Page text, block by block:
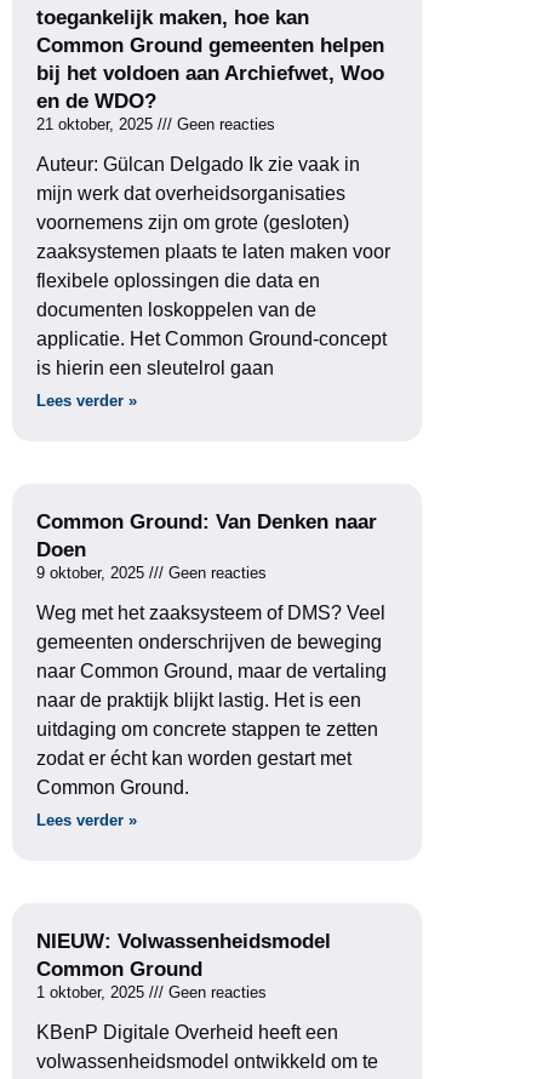
toegankelijk maken, hoe kan
Common Ground gemeenten helpen
bij het voldoen aan Archiefwet, Woo
en de WDO?
21 oktober, 2025 Geen reacties
Auteur: Gülcan Delgado Ik zie vaak in
mijn werk dat overheidsorganisaties
voornemens zijn om grote (gesloten)
zaaksystemen plaats te laten maken voor
flexibele oplossingen die data en
documenten loskoppelen van de
applicatie. Het Common Ground-concept
is hierin een sleutelrol gaan
Lees verder »
Common Ground: Van Denken naar
Doen
9 oktober, 2025 Geen reacties
Weg met het zaaksysteem of DMS? Veel
gemeenten onderschrijven de beweging
naar Common Ground, maar de vertaling
naar de praktijk blijkt lastig. Het is een
uitdaging om concrete stappen te zetten
zodat er écht kan worden gestart met
Common Ground.
Lees verder »
NIEUW: Volwassenheidsmodel
Common Ground
1 oktober, 2025 Geen reacties
KBenP Digitale Overheid heeft een
volwassenheidsmodel ontwikkeld om te